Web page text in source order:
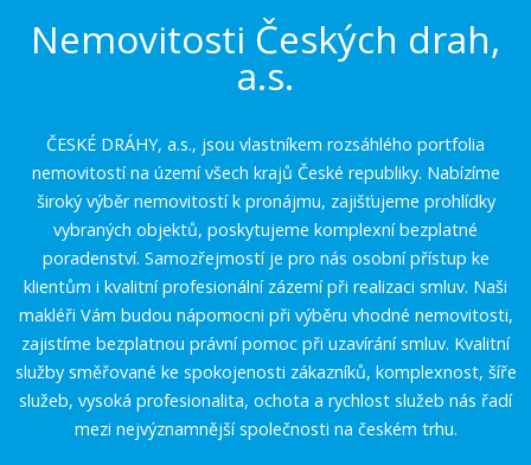
Nemovitosti Českých drah,
a.s.
ČESKÉ DRÁHY, a.s., jsou vlastníkem rozsáhlého portfolia
nemovitostí na území všech krajů České republiky. Nabízíme
široký výběr nemovitostí k pronájmu, zajišťujeme prohlídky
vybraných objektů, poskytujeme komplexní bezplatné
poradenství. Samozřejmostí je pro nás osobní přístup ke
klientům i kvalitní profesionální zázemí při realizaci smluv. Naši
makléři Vám budou nápomocni při výběru vhodné nemovitosti,
zajistíme bezplatnou právní pomoc při uzavírání smluv. Kvalitní
služby směřované ke spokojenosti zákazníků, komplexnost, šíře
služeb, vysoká profesionalita, ochota a rychlost služeb nás řadí
mezi nejvýznamnější společnosti na českém trhu.